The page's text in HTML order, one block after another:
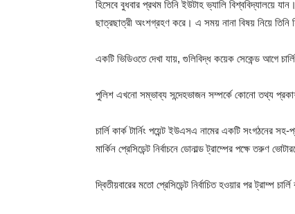
হিসেবে বুধবার প্রথম তিনি ইউটাহ ভ্যালি বিশ্ববিদ্যালয়ে
ছাত্রছাত্রী অংশগ্রহণ করে। এ সময় নানা বিষয় নিয়ে তিনি
একটি ভিডিওতে দেখা যায়, গুলিবিদ্ধ কয়েক সেকেন্ড আগে
পুলিশ এখনো সম্ভাব্য সন্দেহভাজন সম্পর্কে কোনো তথ্য
চার্লি কার্ক টার্নিং পয়েন্ট ইউএসএ নামের একটি সংগঠনের
মার্কিন প্রেসিডেন্ট নির্বাচনে ডোনাল্ড ট্রাম্পের পক্ষে তরুণ
দ্বিতীয়বারের মতো প্রেসিডেন্ট নির্বাচিত হওয়ার পর ট্রাম্প